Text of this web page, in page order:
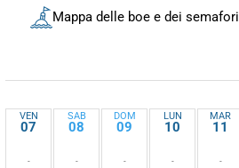
Mappa delle boe e dei semafori
VEN
07
-
SAB
08
-
DOM
09
-
LUN
10
-
MAR
11
-